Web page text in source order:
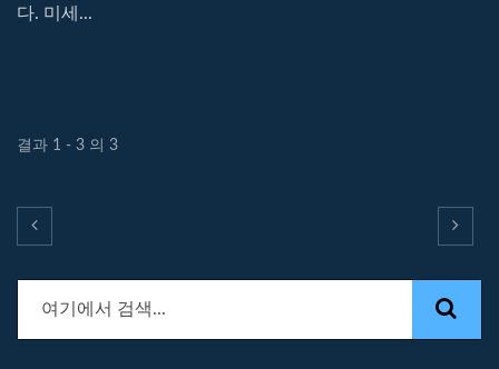
다. 미세...
결과 1 - 3 의 3